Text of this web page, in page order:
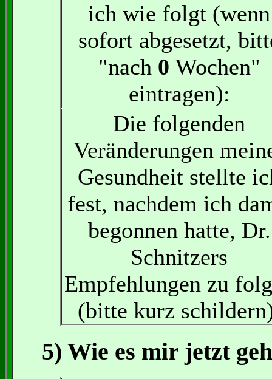
ich wie folgt (wenn
sofort abgesetzt,
"nach 0 Wochen"
eintragen):
Die folgenden
Veränderungen
Gesundheit stellte
fest, nachdem ich
begonnen hatte, Dr.
Schnitzers
Empfehlungen zu
(bitte kurz
5) Wie es mir jetzt